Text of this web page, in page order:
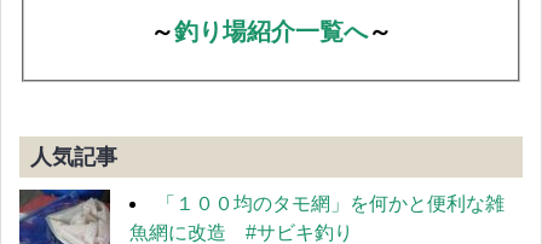
～釣り場紹介一覧へ～
人気記事
「１００均のタモ網」を何かと便利な雑
魚網に改造 #サビキ釣り